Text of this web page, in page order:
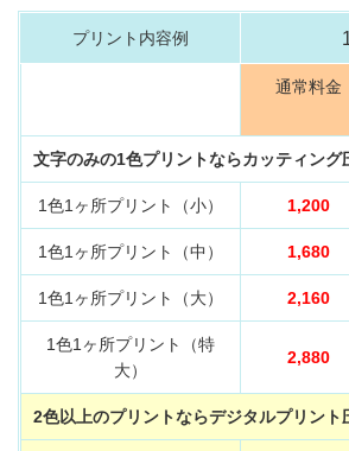
プリント内容例
通常料金
文字のみの1色プリントならカッティング
1色1ヶ所プリント（小） 1,200
1色1ヶ所プリント（中） 1,680
1色1ヶ所プリント（大） 2,160
1色1ヶ所プリント（特
大）
2,880
2色以上のプリントならデジタルプリント